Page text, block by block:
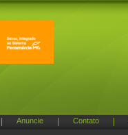
Anuncie Contato